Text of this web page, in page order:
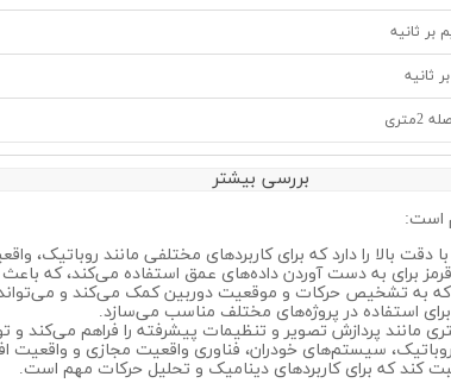
بررسی بیشتر
دقت بالا را دارد که برای کاربردهای مختلفی مانند
استفاده در پروژه‌های مختلف مناسب می‌سازد.
مانند پردازش تصویر و تنظیمات پیشرفته را فراهم می‌کند و
سیستم‌های خودران، فناوری واقعیت مجازی و واقعیت
کند که برای کاربردهای دینامیک و تحلیل حرکات مهم است.